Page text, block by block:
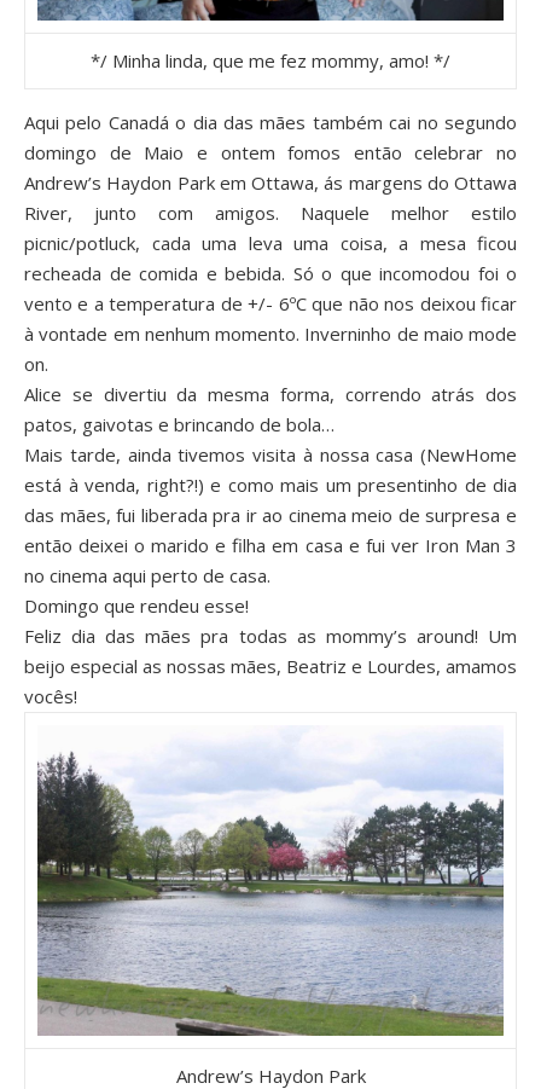
*/ Minha linda, que me fez mommy, amo! */
Aqui pelo Canadá o dia das mães também cai no segundo
domingo de Maio e ontem fomos então celebrar no
Andrew’s Haydon Park em Ottawa, ás margens do Ottawa
River, junto com amigos. Naquele melhor estilo
picnic/potluck, cada uma leva uma coisa, a mesa ficou
recheada de comida e bebida. Só o que incomodou foi o
vento e a temperatura de +/- 6ºC que não nos deixou ficar
à vontade em nenhum momento. Inverninho de maio mode
on.
Alice se divertiu da mesma forma, correndo atrás dos
patos, gaivotas e brincando de bola…
Mais tarde, ainda tivemos visita à nossa casa (NewHome
está à venda, right?!) e como mais um presentinho de dia
das mães, fui liberada pra ir ao cinema meio de surpresa e
então deixei o marido e filha em casa e fui ver Iron Man 3
no cinema aqui perto de casa.
Domingo que rendeu esse!
Feliz dia das mães pra todas as mommy’s around! Um
beijo especial as nossas mães, Beatriz e Lourdes, amamos
vocês!
Andrew’s Haydon Park